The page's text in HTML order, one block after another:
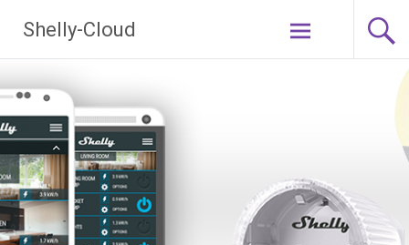
naar
de
Shelly-Cloud